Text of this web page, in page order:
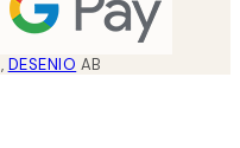
, DESENIO AB